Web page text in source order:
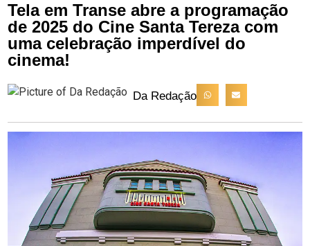
Tela em Transe abre a programação
de 2025 do Cine Santa Tereza com
uma celebração imperdível do
cinema!
Da Redação